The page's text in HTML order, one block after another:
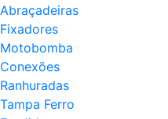
Abraçadeiras
Fixadores
Motobomba
Conexões
Ranhuradas
Tampa Ferro